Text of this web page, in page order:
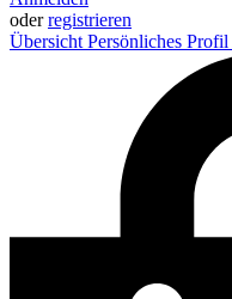
oderregistrieren
Übersicht Persönliches Profil